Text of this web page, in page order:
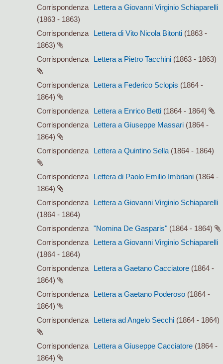
Corrispondenza
Lettera a Giovanni Virginio Schiaparelli
(1863 - 1863)
Corrispondenza
Lettera di Vito Nicola Bitonti (1863 -
1863)
Corrispondenza
Lettera a Pietro Tacchini (1863 - 1863)
Corrispondenza Lettera a Federico Sclopis (1864 -
1864)
Corrispondenza
Lettera a Enrico Betti (1864 - 1864)
Corrispondenza
Lettera a Giuseppe Massari (1864 -
1864)
Corrispondenza
Lettera a Quintino Sella (1864 - 1864)
Corrispondenza Lettera di Paolo Emilio Imbriani (1864 -
1864)
Corrispondenza
Lettera a Giovanni Virginio Schiaparelli
(1864 - 1864)
Corrispondenza
"Nomina De Gasparis" (1864 - 1864)
Corrispondenza
Lettera a Giovanni Virginio Schiaparelli
(1864 - 1864)
Corrispondenza
Lettera a Gaetano Cacciatore (1864 -
1864)
Corrispondenza
Lettera a Gaetano Poderoso (1864 -
1864)
Corrispondenza
Lettera ad Angelo Secchi (1864 - 1864)
Corrispondenza Lettera a Giuseppe Cacciatore (1864 -
1864)